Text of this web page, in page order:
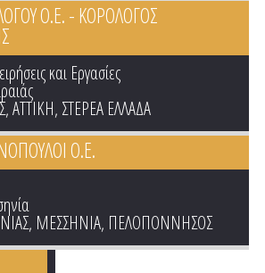
Ο.Ε. - ΚΟΡΟΛΟΓΟΣ
και Εργασίες
,ΑΤΤΙΚΗ, ΣΤΕΡΕΑ ΕΛΛΑΔΑ
Ο.Ε.
, ΜΕΣΣΗΝΙΑ, ΠΕΛΟΠΟΝΝΗΣΟΣ